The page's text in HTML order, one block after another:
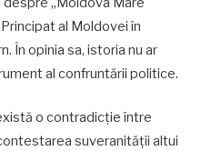
al Moldovei în
În opinia sa, istoria nu ar
al confruntării politice.
o contradicție între
suveranității altui